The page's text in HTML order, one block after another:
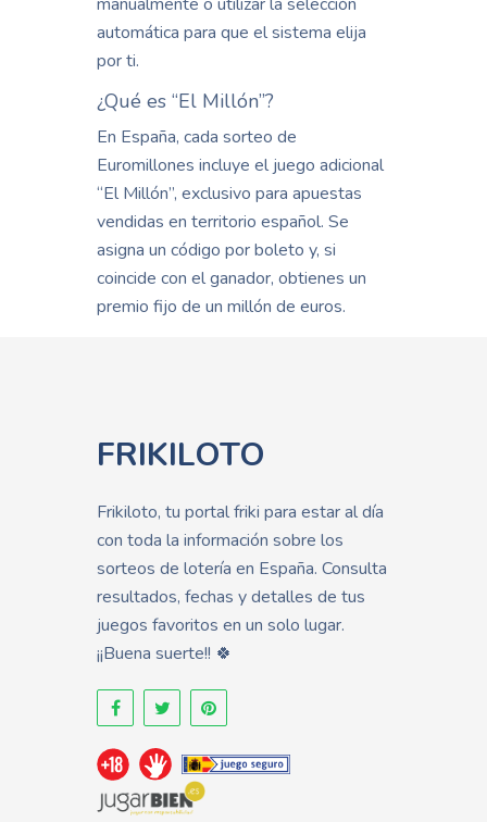
automática para que el sistema elija
por ti.
¿Qué es “El Millón”?
En España, cada sorteo de
Euromillones incluye el juego adicional
“El Millón”, exclusivo para apuestas
vendidas en territorio español. Se
asigna un código por boleto y, si
coincide con el ganador, obtienes un
premio fijo de un millón de euros.
FRIKILOTO
Frikiloto, tu portal friki para estar al día
con toda la información sobre los
sorteos de lotería en España. Consulta
resultados, fechas y detalles de tus
juegos favoritos en un solo lugar.
¡¡Buena suerte!! 🍀